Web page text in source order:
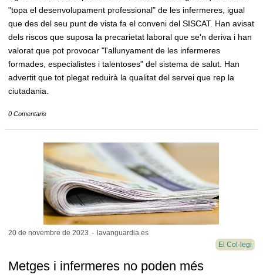
"topa el desenvolupament professional" de les infermeres, igual
que des del seu punt de vista fa el conveni del SISCAT. Han avisat
dels riscos que suposa la precarietat laboral que se'n deriva i han
valorat que pot provocar "l'allunyament de les infermeres
formades, especialistes i talentoses" del sistema de salut. Han
advertit que tot plegat reduirà la qualitat del servei que rep la
ciutadania.
0 Comentaris
20 de novembre de 2023 - lavanguardia.es
El Col·legi
Metges i infermeres no poden més